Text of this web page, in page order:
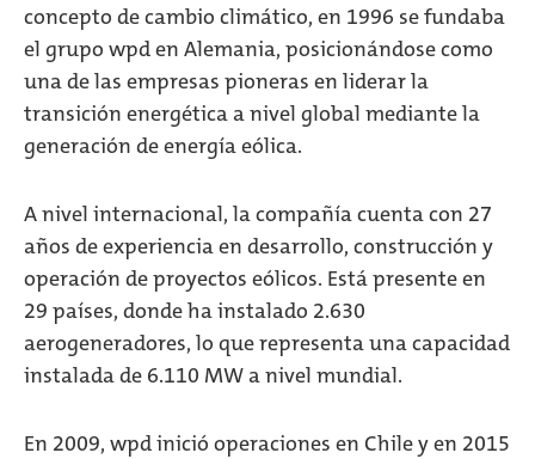
concepto de cambio climático, en 1996 se fundaba
el grupo wpd en Alemania, posicionándose como
una de las empresas pioneras en liderar la
transición energética a nivel global mediante la
generación de energía eólica.
A nivel internacional, la compañía cuenta con 27
años de experiencia en desarrollo, construcción y
operación de proyectos eólicos. Está presente en
29 países, donde ha instalado 2.630
aerogeneradores, lo que representa una capacidad
instalada de 6.110 MW a nivel mundial.
En 2009, wpd inició operaciones en Chile y en 2015